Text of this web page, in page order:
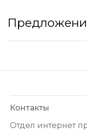
Контакты
Отдел интернет